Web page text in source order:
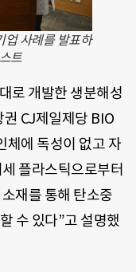
업 사례를 발표하
트
로 개발한 생분해성
CJ제일제당 BIO
체에 독성이 없고 자
플라스틱으로부터
재를 통해 탄소중
수 있다”고 설명했